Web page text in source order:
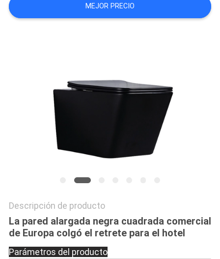
MAPA
PRIVACY
MEJOR PRECIO
Descripción de producto
La pared alargada negra cuadrada comercial
de Europa colgó el retrete para el hotel
Parámetros del producto